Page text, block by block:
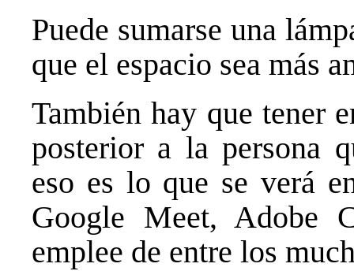
Puede sumarse una
que el espacio sea más
También hay que tener
posterior a la persona
eso es lo que se verá
Google Meet, Adobe
emplee de entre los